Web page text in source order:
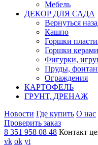
Мебель
ДЕКОР ДЛЯ САДА
Вернуться
Кашпо
Горшки
Горшки
Фигурки,
Пруды,
Ограждения
КАРТОФЕЛЬ
ГРУНТ, ДРЕНАЖ
Новости Где купить О нас
Проверить заказ
8 351 958 08 48 Контакт
vk ok yt